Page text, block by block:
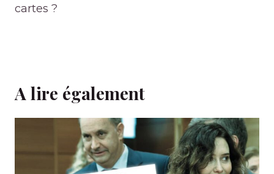
cartes ?
A lire également